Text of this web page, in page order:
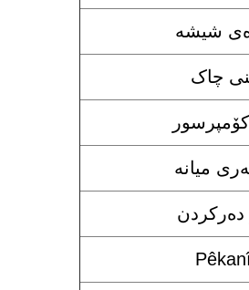
شیشه
چاک
میانە